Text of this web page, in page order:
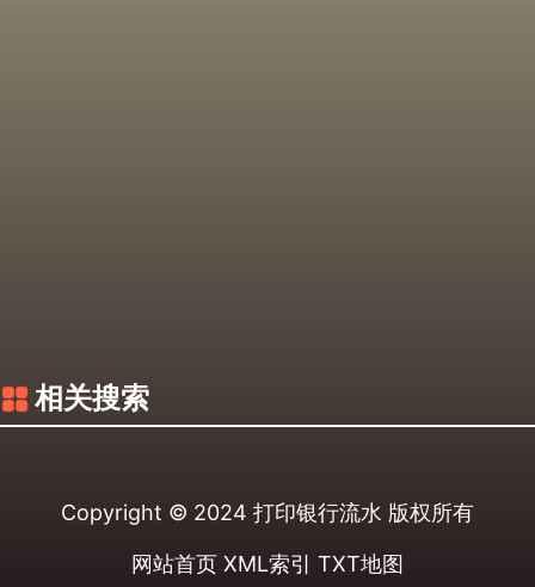
相关搜索
Copyright © 2024 打印银行流水 版权所有
网站首页 XML索引 TXT地图